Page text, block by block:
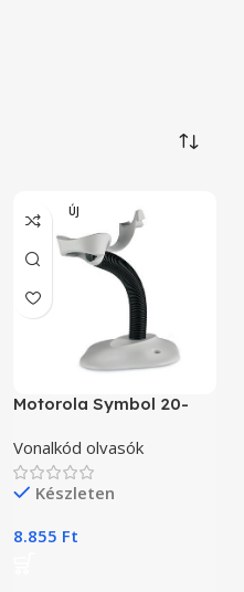
ÚJ
Motorola Symbol 20-
Vonalkód olvasók
Készleten
8.855 Ft